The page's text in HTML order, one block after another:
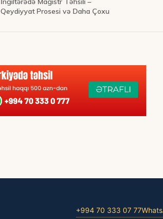
Qeydiyyat Prosesi və Daha Çoxu
+994 70 333 07 77